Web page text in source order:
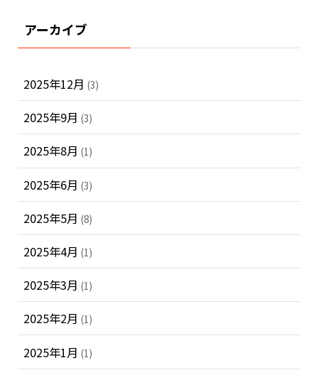
アーカイブ
2025年12月 (3)
2025年9月 (3)
2025年8月 (1)
2025年6月 (3)
2025年5月 (8)
2025年4月 (1)
2025年3月 (1)
2025年2月 (1)
2025年1月 (1)